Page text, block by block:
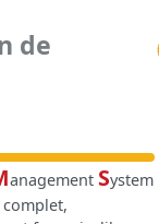
de
anagement System
complet,